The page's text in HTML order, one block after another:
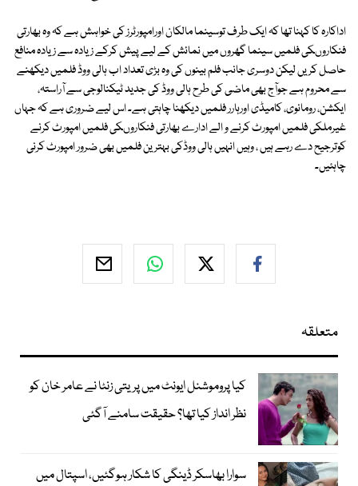
اداکارہ کا کہنا تھا کہ ایک طرف توسینما مالکان اورامپورٹرز کی خواہش ہے کہ وہ بھارتی
فنکاروںکی فلمیں سینما گھروں میں نمائش کے لیے پیش کرکے زیادہ سے زیادہ منافع
حاصل کریں لیکن دوسری جانب فلم بینوں کی وہ بڑی تعداد اب ہالی ووڈ فلمیں دیکھنے
سے محروم ہے جوآج بھی ماضی کی طرح ہالی ووڈ کی جدید ٹیکنالوجی سے آراستہ،
ایکشن، رومانوی، کامیڈی اورہارر فلمیں دیکھنا چاہتی ہے۔ اس لیے ضروری ہے کہ جہاں
غیرملکی فلمیں امپورٹ کرنے و الے ادارے بھارتی فنکاروںکی فلمیں امپورٹ کرنے
کوترجیح دے رہے ہیں ، وہیں انہیں ہالی ووڈکی بہترین فلمیں بھی ضرور امپورٹ کرنی
چاہئیں۔
متعلقہ
کیا پروموشنل ایونٹ میں پریتی زنٹا نے عامر خان کو
نظر انداز کیا تھا؟ حقیقت سامنے آگئی
سوارا بھاسکر ڈینگی کا شکار ہوگئیں، اسپتال میں